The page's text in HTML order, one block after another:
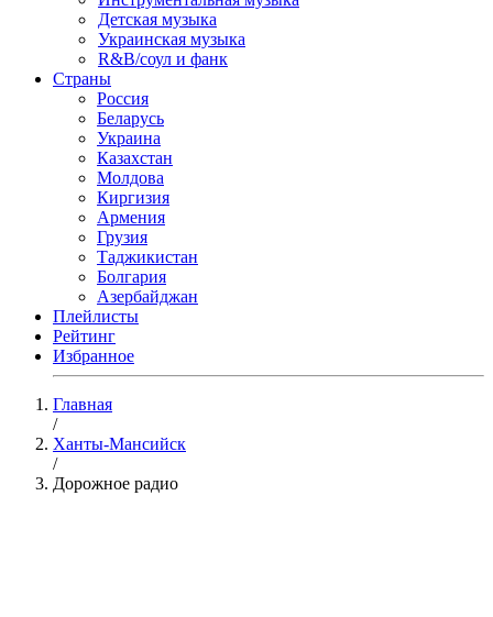
Детская музыка
Украинская музыка
R&B/cоул и фанк
Страны
Россия
Беларусь
Украина
Казахстан
Молдова
Киргизия
Армения
Грузия
Таджикистан
Болгария
Азербайджан
Плейлисты
Рейтинг
Избранное
Главная
/
Ханты-Мансийск
/
Дорожное радио